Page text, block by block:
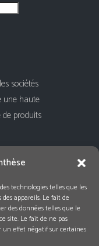
technologies telles que les
appareils. Le fait de
des données telles que le
site. Le fait de ne pas
effet négatif sur certaines
sociétés
une haute
produits